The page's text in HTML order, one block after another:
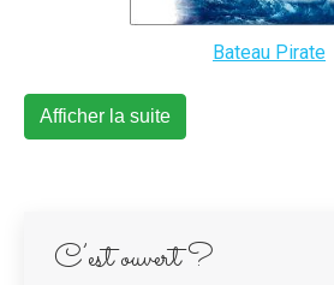
Bateau Pirate
Afficher la suite
C’est ouvert ?